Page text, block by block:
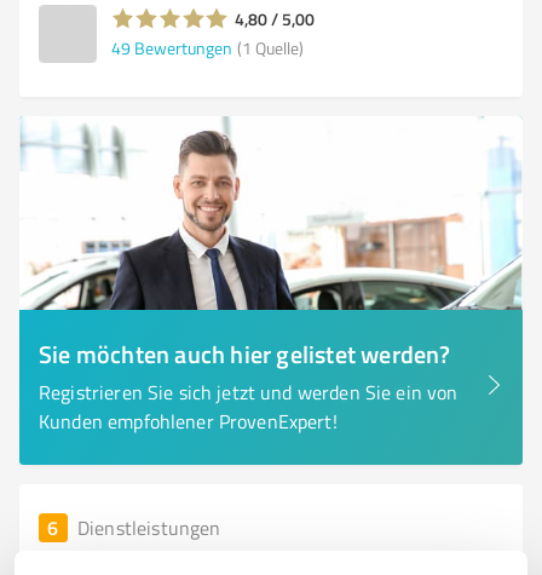
4,80 / 5,00
49 Bewertungen (1 Quelle)
Sie möchten auch hier gelistet werden?
Registrieren Sie sich jetzt und werden Sie ein von
Kunden empfohlener ProvenExpert!
6 Dienstleistungen